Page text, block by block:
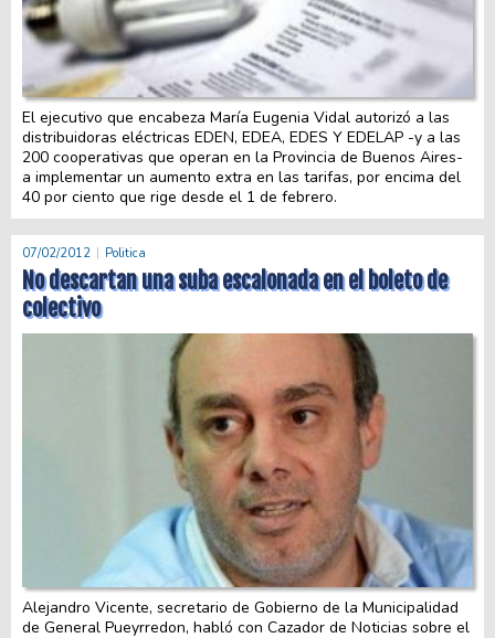
El ejecutivo que encabeza María Eugenia Vidal autorizó a las
distribuidoras eléctricas EDEN, EDEA, EDES Y EDELAP -y a las
200 cooperativas que operan en la Provincia de Buenos Aires-
a implementar un aumento extra en las tarifas, por encima del
40 por ciento que rige desde el 1 de febrero.
07/02/2012 Politica
No descartan una suba escalonada en el boleto de
colectivo
Alejandro Vicente, secretario de Gobierno de la Municipalidad
de General Pueyrredon, habló con Cazador de Noticias sobre el